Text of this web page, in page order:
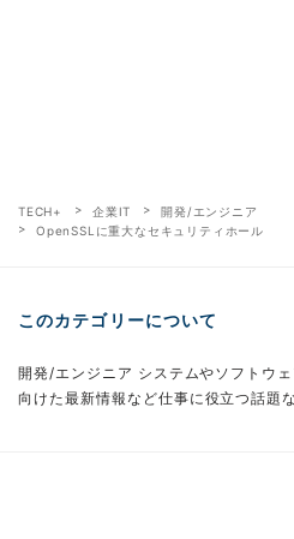
TECH+ 企業IT
開発/エンジニア
OpenSSLに重大なセキュリティホール
このカテゴリーについて
開発/エンジニア システムやソフトウ
向けた最新情報など仕事に役立つ話題